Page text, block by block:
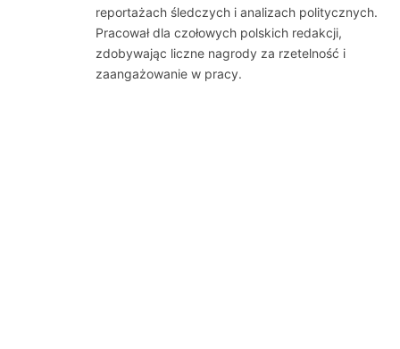
reportażach śledczych i analizach politycznych.
Pracował dla czołowych polskich redakcji,
zdobywając liczne nagrody za rzetelność i
zaangażowanie w pracy.